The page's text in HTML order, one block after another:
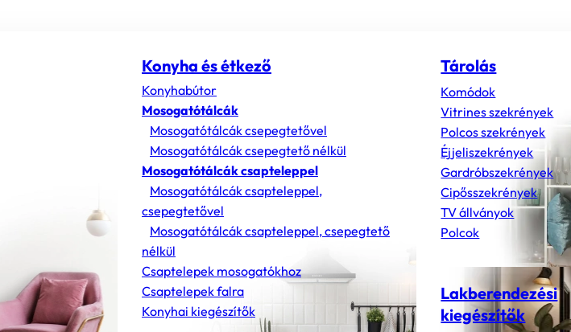
Konyha és étkező
Konyhabútor
Mosogatótálcák
Mosogatótálcák csepegtetővel
Mosogatótálcák csepegtető nélkül
Mosogatótálcák csapteleppel
Mosogatótálcák csapteleppel,
csepegtetővel
Mosogatótálcák csapteleppel, csepegtető
nélkül
Csaptelepek mosogatókhoz
Csaptelepek falra
Konyhai kiegészítők
Tárolás
Komódok
Vitrines szekrények
Polcos szekrények
Éjjeliszekrények
Gardróbszekrények
Cipősszekrények
TV állványok
Polcok
Lakberendezési
kiegészítők